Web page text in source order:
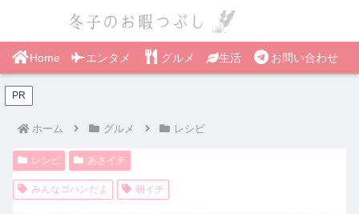
Home エンタメ グルメ 生活 お問い合わせ
PR
ホーム グルメ レシピ
レシピ あさイチ
みんなゴハンだよ 朝イチ